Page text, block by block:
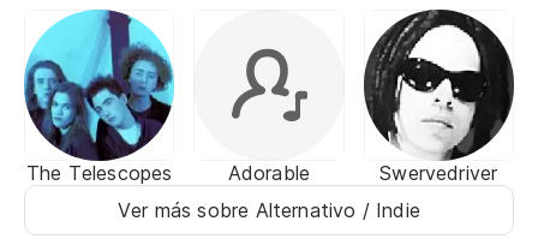
The Telescopes Adorable
Swervedriver
Ver más sobre Alternativo / Indie